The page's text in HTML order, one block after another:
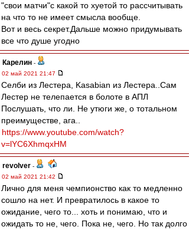
"свои матчи"с какой то хуетой то рассчитывать
на что то не имеет смысла вообще.
Вот и весь секрет.Дальше можно придумывать
все что душе угодно
Карелин -
02 май 2021 21:47
Селби из Лестера, Kasabian из Лестера..Сам
Лестер не телепается в болоте в АПЛ
Послушать, что ли. Не утюги же, о тотальном
преимуществе, ага..
https://www.youtube.com/watch?
v=lYC6XhmqxHM
revolver -
02 май 2021 21:42
Лично для меня чемпионство как то медленно
сошло на нет. И превратилось в какое то
ожидание, чего то... хоть и понимаю, что и
ожидать то не, чего. Пока не, чего. Но так долго